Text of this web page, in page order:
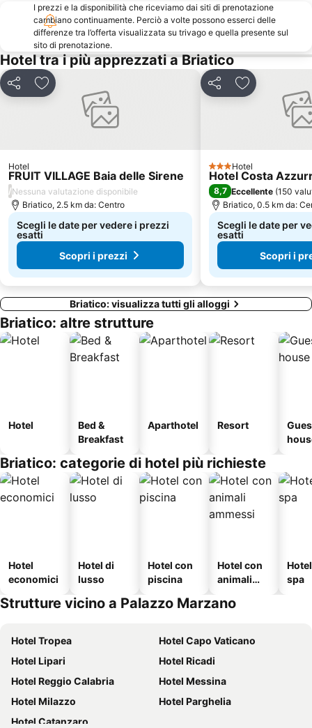
I prezzi e la disponibilità che riceviamo dai siti di prenotazione
cambiano continuamente. Perciò a volte possono esserci delle
differenze tra l’offerta visualizzata su trivago e quella presente sul
sito di prenotazione.
Hotel tra i più apprezzati a Briatico
CondividiAggiungi ai preferiti
Hotel
FRUIT VILLAGE Baia delle Sirene
/Nessuna valutazione disponibile
Briatico, 2.5 km da: Centro
Scegli le date per vedere i prezzi
esatti
Scopri i prezzi
CondividiAggiungi ai
3 StelleHotel
Hotel Costa
8,7 Eccellente (150
Briatico, 0.5 km da:
Scegli le date per
esatti
Scopri i
Briatico: visualizza tutti gli alloggi
Briatico: altre strutture
Hotel
Bed &
Breakfast
Aparthotel Resort
Briatico: categorie di hotel più richieste
Hotel
economici
Hotel di
lusso
Hotel con
piscina
Hotel con
animali
spa
Strutture vicino a Palazzo Marzano
Hotel Tropea
Hotel Capo Vaticano
Hotel Lipari
Hotel Ricadi
Hotel Reggio Calabria
Hotel Messina
Hotel Milazzo
Hotel Parghelia
Hotel Catanzaro